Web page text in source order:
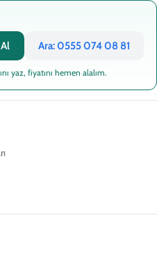
Ara: 0555 074 08 81
yaz, fiyatını hemen alalım.